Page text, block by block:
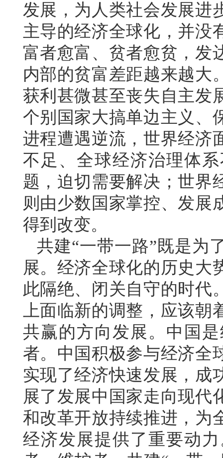
发展，为人类社会发展进
主导的经济全球化，并没
富者愈富、贫者愈贫，发
内部的贫富差距越来越大
获利甚微甚至丧失自主发
个别国家大搞单边主义、
进程遭遇逆流，世界经济
不足、全球经济治理体
题，迫切需要解决；世界
则由少数国家掌控、发展
得到改变。
共建“一带一路”既是为
展。经济全球化的历史大
此隔绝、闭关自守的时代
上面临新的调整，应该
共赢的方向发展。中国
者。中国积极参与经济全
实现了经济快速发展，成
展了发展中国家走向现代
和改革开放持续推进，为
经济发展提供了重要动